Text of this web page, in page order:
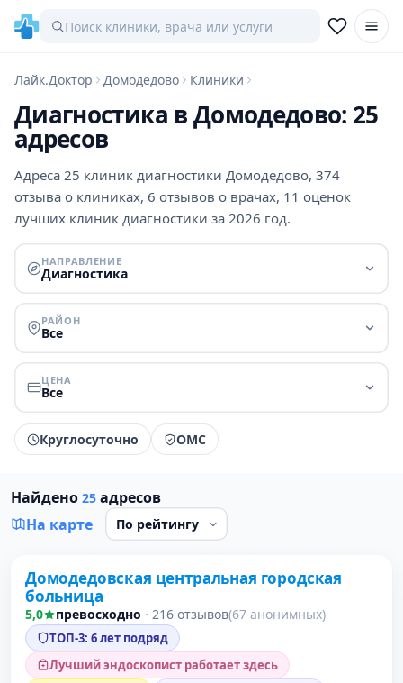
Лайк.Доктор Домодедово Клиники
Диагностика в Домодедово: 25
адресов
Адреса 25 клиник диагностики Домодедово, 374
отзыва о клиниках, 6 отзывов о врачах, 11 оценок
лучших клиник диагностики за 2026 год.
НАПРАВЛЕНИЕ
Диагностика
РАЙОН
Все
ЦЕНА
Все
Круглосуточно ОМС
Найдено 25 адресов
На карте
1 место в рейтинге
Домодедовская центральная городская
больница
5,0 превосходно · 216 отзывов(67 анонимных)
ТОП-3: 6 лет подряд
Лучший эндоскопист работает здесь